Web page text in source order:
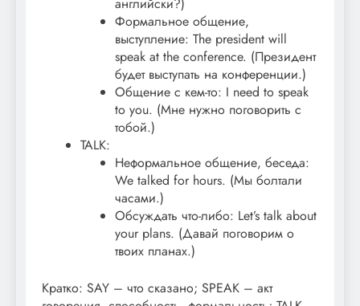
Формальное общение,
выступление: The president will
speak at the conference. (Президент
будет выступать на конференции.)
Общение с кем-то: I need to speak
to you. (Мне нужно поговорить с
тобой.)
TALK:
Неформальное общение, беседа:
We talked for hours. (Мы болтали
часами.)
Обсуждать что-либо: Let’s talk about
your plans. (Давай поговорим о
твоих планах.)
Кратко: SAY – что сказано; SPEAK – акт